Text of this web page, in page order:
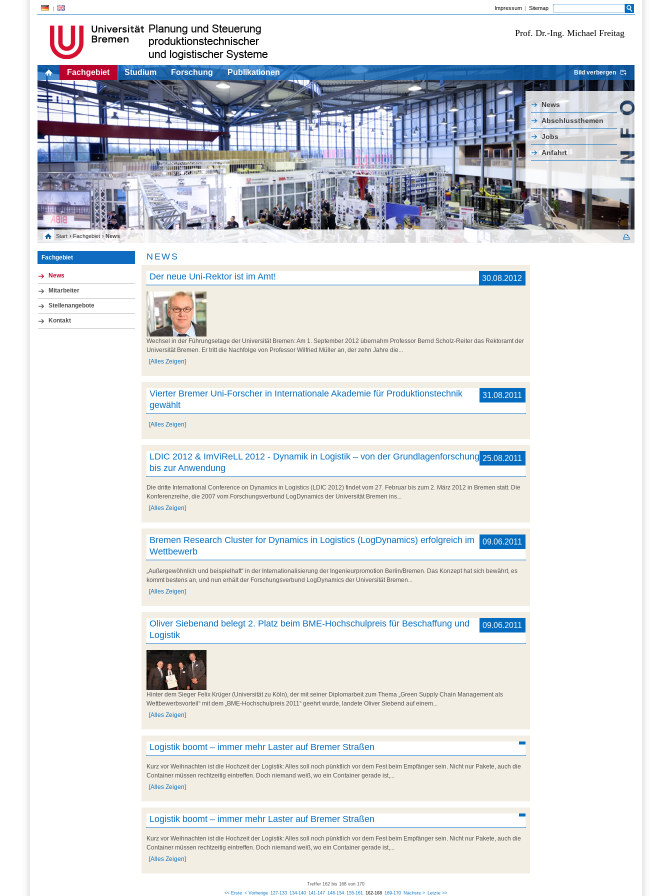
Impressum Sitemap
Prof. Dr.-Ing. Michael Freitag
Fachgebiet Studium Forschung Publikationen Bild verbergen
News
Abschlussthemen
Jobs
Anfahrt
Start › Fachgebiet › News
Fachgebiet
News
Mitarbeiter
Stellenangebote
Kontakt
NEWS
30.08.2012
Der neue Uni-Rektor ist im Amt!
Wechsel in der Führungsetage der Universität Bremen: Am 1. September 2012 übernahm Professor Bernd Scholz-Reiter das Rektoramt der
Universität Bremen. Er tritt die Nachfolge von Professor Wilfried Müller an, der zehn Jahre die...
[Alles Zeigen]
31.08.2011
Vierter Bremer Uni-Forscher in Internationale Akademie für Produktionstechnik
gewählt
[Alles Zeigen]
25.08.2011
LDIC 2012 & ImViReLL 2012 - Dynamik in Logistik – von der Grundlagenforschung
bis zur Anwendung
Die dritte International Conference on Dynamics in Logistics (LDIC 2012) findet vom 27. Februar bis zum 2. März 2012 in Bremen statt. Die
Konferenzreihe, die 2007 vom Forschungsverbund LogDynamics der Universität Bremen ins...
[Alles Zeigen]
09.06.2011
Bremen Research Cluster for Dynamics in Logistics (LogDynamics) erfolgreich im
Wettbewerb
„Außergewöhnlich und beispielhaft“ in der Internationalisierung der Ingenieurpromotion Berlin/Bremen. Das Konzept hat sich bewährt, es
kommt bestens an, und nun erhält der Forschungsverbund LogDynamics der Universität Bremen...
[Alles Zeigen]
09.06.2011
Oliver Siebenand belegt 2. Platz beim BME-Hochschulpreis für Beschaffung und
Logistik
Hinter dem Sieger Felix Krüger (Universität zu Köln), der mit seiner Diplomarbeit zum Thema „Green Supply Chain Management als
Wettbewerbsvorteil“ mit dem „BME-Hochschulpreis 2011“ geehrt wurde, landete Oliver Siebend auf einem...
[Alles Zeigen]
Logistik boomt – immer mehr Laster auf Bremer Straßen
Kurz vor Weihnachten ist die Hochzeit der Logistik: Alles soll noch pünktlich vor dem Fest beim Empfänger sein. Nicht nur Pakete, auch die
Container müssen rechtzeitig eintreffen. Doch niemand weiß, wo ein Container gerade ist,...
[Alles Zeigen]
Logistik boomt – immer mehr Laster auf Bremer Straßen
Kurz vor Weihnachten ist die Hochzeit der Logistik: Alles soll noch pünktlich vor dem Fest beim Empfänger sein. Nicht nur Pakete, auch die
Container müssen rechtzeitig eintreffen. Doch niemand weiß, wo ein Container gerade ist,...
[Alles Zeigen]
Treffer 162 bis 168 von 170
<< Erste < Vorherige 127-133 134-140 141-147 148-154 155-161 162-168 169-170 Nächste > Letzte >>